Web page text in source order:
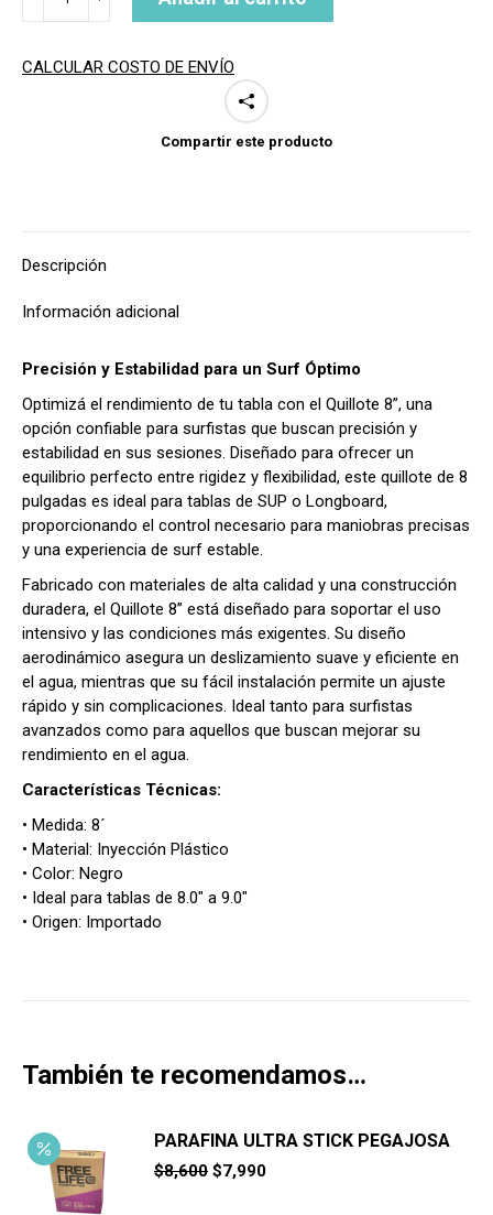
LONGBOARD
cantidad
CALCULAR COSTO DE ENVÍO
Compartir este producto
Descripción
Información adicional
Precisión y Estabilidad para un Surf Óptimo
Optimizá el rendimiento de tu tabla con el Quillote 8”, una
opción confiable para surfistas que buscan precisión y
estabilidad en sus sesiones. Diseñado para ofrecer un
equilibrio perfecto entre rigidez y flexibilidad, este quillote de 8
pulgadas es ideal para tablas de SUP o Longboard,
proporcionando el control necesario para maniobras precisas
y una experiencia de surf estable.
Fabricado con materiales de alta calidad y una construcción
duradera, el Quillote 8” está diseñado para soportar el uso
intensivo y las condiciones más exigentes. Su diseño
aerodinámico asegura un deslizamiento suave y eficiente en
el agua, mientras que su fácil instalación permite un ajuste
rápido y sin complicaciones. Ideal tanto para surfistas
avanzados como para aquellos que buscan mejorar su
rendimiento en el agua.
Características Técnicas:
• Medida: 8´
• Material: Inyección Plástico
• Color: Negro
• Ideal para tablas de 8.0″ a 9.0″
• Origen: Importado
También te recomendamos…
PARAFINA ULTRA STICK PEGAJOSA
$8,600 El
$7,990El